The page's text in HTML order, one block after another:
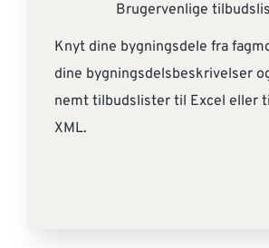
Brugervenlige
Knyt dine bygningsdele fra
dine bygningsdelsbeskrivelser
nemt tilbudslister til Excel eller
XML.